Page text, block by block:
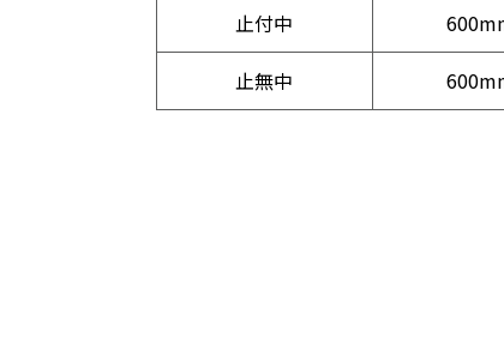
止付中
止無中